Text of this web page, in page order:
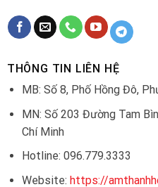
THÔNG TIN LIÊN HỆ
MB: Số 8, Phố Hồng Đô,
MN: Số 203 Đường Tam
Chí Minh
Hotline: 096.779.3333
Website: https://